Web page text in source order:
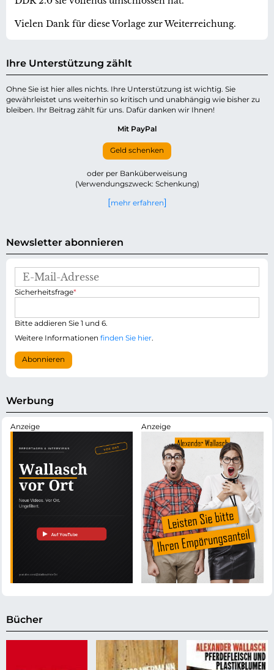
Vielen Dank für diese Vorlage zur Weiterreichung.
Ihre Unterstützung zählt
Ohne Sie ist hier alles nichts. Ihre Unterstützung ist wichtig. Sie
gewährleistet uns weiterhin so kritisch und unabhängig wie bisher zu
bleiben. Ihr Beitrag zählt für uns. Dafür danken wir Ihnen!
Mit PayPal
Geld schenken
oder per Banküberweisung
(Verwendungszweck: Schenkung)
mehr erfahren
Newsletter abonnieren
M
l
-
d
r
s
e
P
i
h
t
f
d
Sicherheitsfrage*
Bitte addieren Sie 1 und 6.
Weitere Informationen finden Sie hier.
Abonnieren
Werbung
Bücher